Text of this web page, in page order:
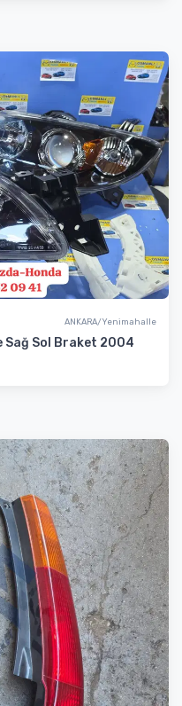
ANKARA/Yenimahalle
Sağ Sol Braket 2004